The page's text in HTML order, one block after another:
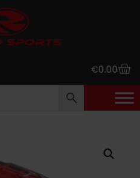
€0.00